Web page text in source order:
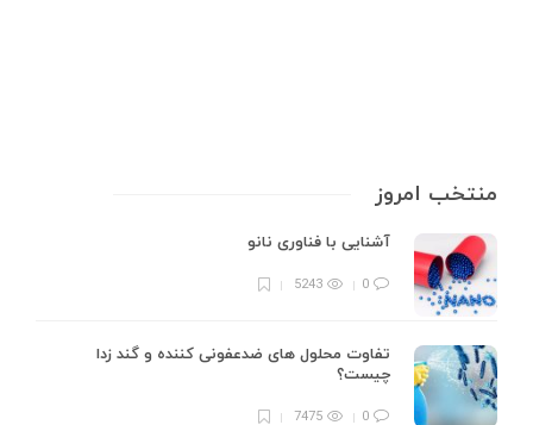
منتخب امروز
آشنایی با فناوری نانو
0
5243
تفاوت محلول های ضدعفونی کننده و گند زدا
چیست؟
0
7475